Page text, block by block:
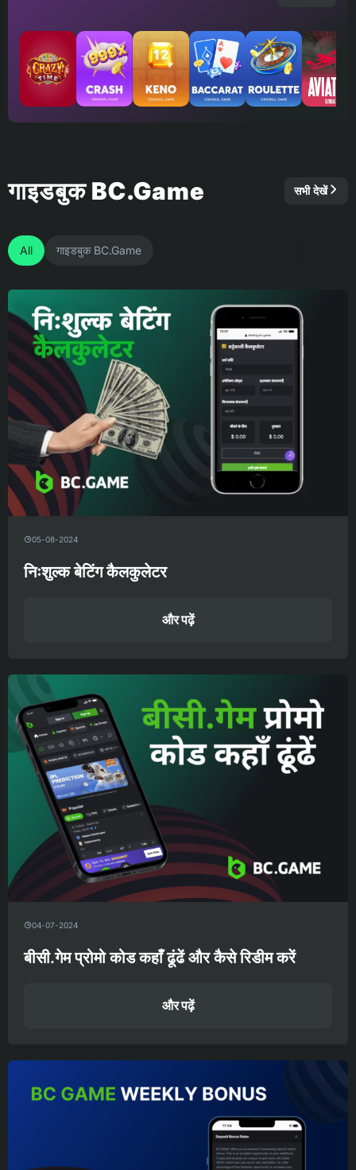
गाइडबुक BC.Game सभी देखें
All गाइडबुक BC.Game
05-08-2024
निःशुल्क बेटिंग कैलकुलेटर
और पढ़ें
04-07-2024
बीसी.गेम प्रोमो कोड कहाँ ढूंढें और कैसे रिडीम करें
और पढ़ें